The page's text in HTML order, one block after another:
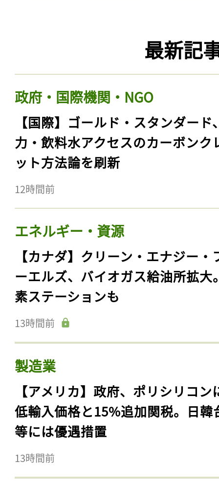
最新記
政府・国際機関・NGO
【国際】ゴールド・スタンダード
力・飲料水アクセスのカーボンク
ット方法論を刷新
12時間前
エネルギー・資源
【カナダ】クリーン・エナジー・
ーエルズ、バイオガス給油所拡大
素ステーションも
13時間前
製造業
【アメリカ】政府、ポリシリコン
低輸入価格と15%追加関税。日韓
等には優遇措置
13時間前